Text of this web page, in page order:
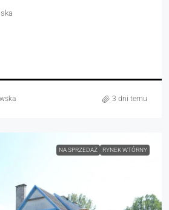
3 dni temu
NA SPRZEDAŻ RYNEK WTÓRNY